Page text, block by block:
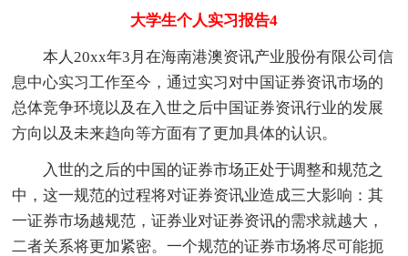
大学生个人实习报告4
本人20xx年3月在海南港澳资讯产业股份有限公司信
息中心实习工作至今，通过实习对中国证券资讯市场的
总体竞争环境以及在入世之后中国证券资讯行业的发展
方向以及未来趋向等方面有了更加具体的认识。
入世的之后的中国的证券市场正处于调整和规范之
中，这一规范的过程将对证券资讯业造成三大影响：其
一证券市场越规范，证券业对证券资讯的需求就越大，
二者关系将更加紧密。一个规范的证券市场将尽可能扼